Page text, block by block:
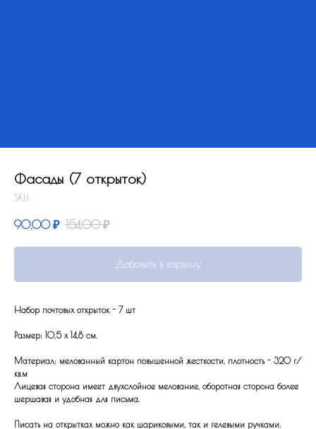
Фасады (7 открыток)
SKU:
90,00 ₽ 154,00 ₽
Добавить в корзину
Набор почтовых открыток - 7 шт
Размер: 10,5 x 14,8 см.
Материал: мелованный картон повышенной жесткости, плотность - 320 г/
кв.м
Лицевая сторона имеет двухслойное мелование, оборотная сторона более
шершавая и удобная для письма.
Писать на открытках можно как шариковыми, так и гелевыми ручками.